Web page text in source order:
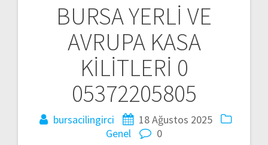
BURSA YERLİ VE
AVRUPA KASA
KİLİTLERİ 0
05372205805
bursacilingirci
18 Ağustos 2025
Genel
0